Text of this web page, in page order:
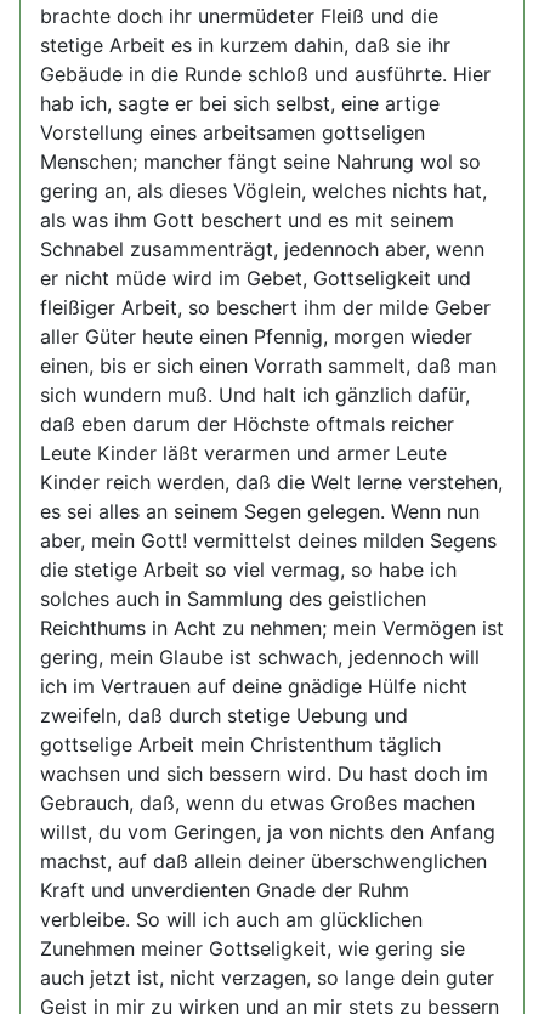
brachte doch ihr unermüdeter Fleiß und die
stetige Arbeit es in kurzem dahin, daß sie ihr
Gebäude in die Runde schloß und ausführte. Hier
hab ich, sagte er bei sich selbst, eine artige
Vorstellung eines arbeitsamen gottseligen
Menschen; mancher fängt seine Nahrung wol so
gering an, als dieses Vöglein, welches nichts hat,
als was ihm Gott beschert und es mit seinem
Schnabel zusammenträgt, jedennoch aber, wenn
er nicht müde wird im Gebet, Gottseligkeit und
fleißiger Arbeit, so beschert ihm der milde Geber
aller Güter heute einen Pfennig, morgen wieder
einen, bis er sich einen Vorrath sammelt, daß man
sich wundern muß. Und halt ich gänzlich dafür,
daß eben darum der Höchste oftmals reicher
Leute Kinder läßt verarmen und armer Leute
Kinder reich werden, daß die Welt lerne verstehen,
es sei alles an seinem Segen gelegen. Wenn nun
aber, mein Gott! vermittelst deines milden Segens
die stetige Arbeit so viel vermag, so habe ich
solches auch in Sammlung des geistlichen
Reichthums in Acht zu nehmen; mein Vermögen ist
gering, mein Glaube ist schwach, jedennoch will
ich im Vertrauen auf deine gnädige Hülfe nicht
zweifeln, daß durch stetige Uebung und
gottselige Arbeit mein Christenthum täglich
wachsen und sich bessern wird. Du hast doch im
Gebrauch, daß, wenn du etwas Großes machen
willst, du vom Geringen, ja von nichts den Anfang
machst, auf daß allein deiner überschwenglichen
Kraft und unverdienten Gnade der Ruhm
verbleibe. So will ich auch am glücklichen
Zunehmen meiner Gottseligkeit, wie gering sie
auch jetzt ist, nicht verzagen, so lange dein guter
Geist in mir zu wirken und an mir stets zu bessern